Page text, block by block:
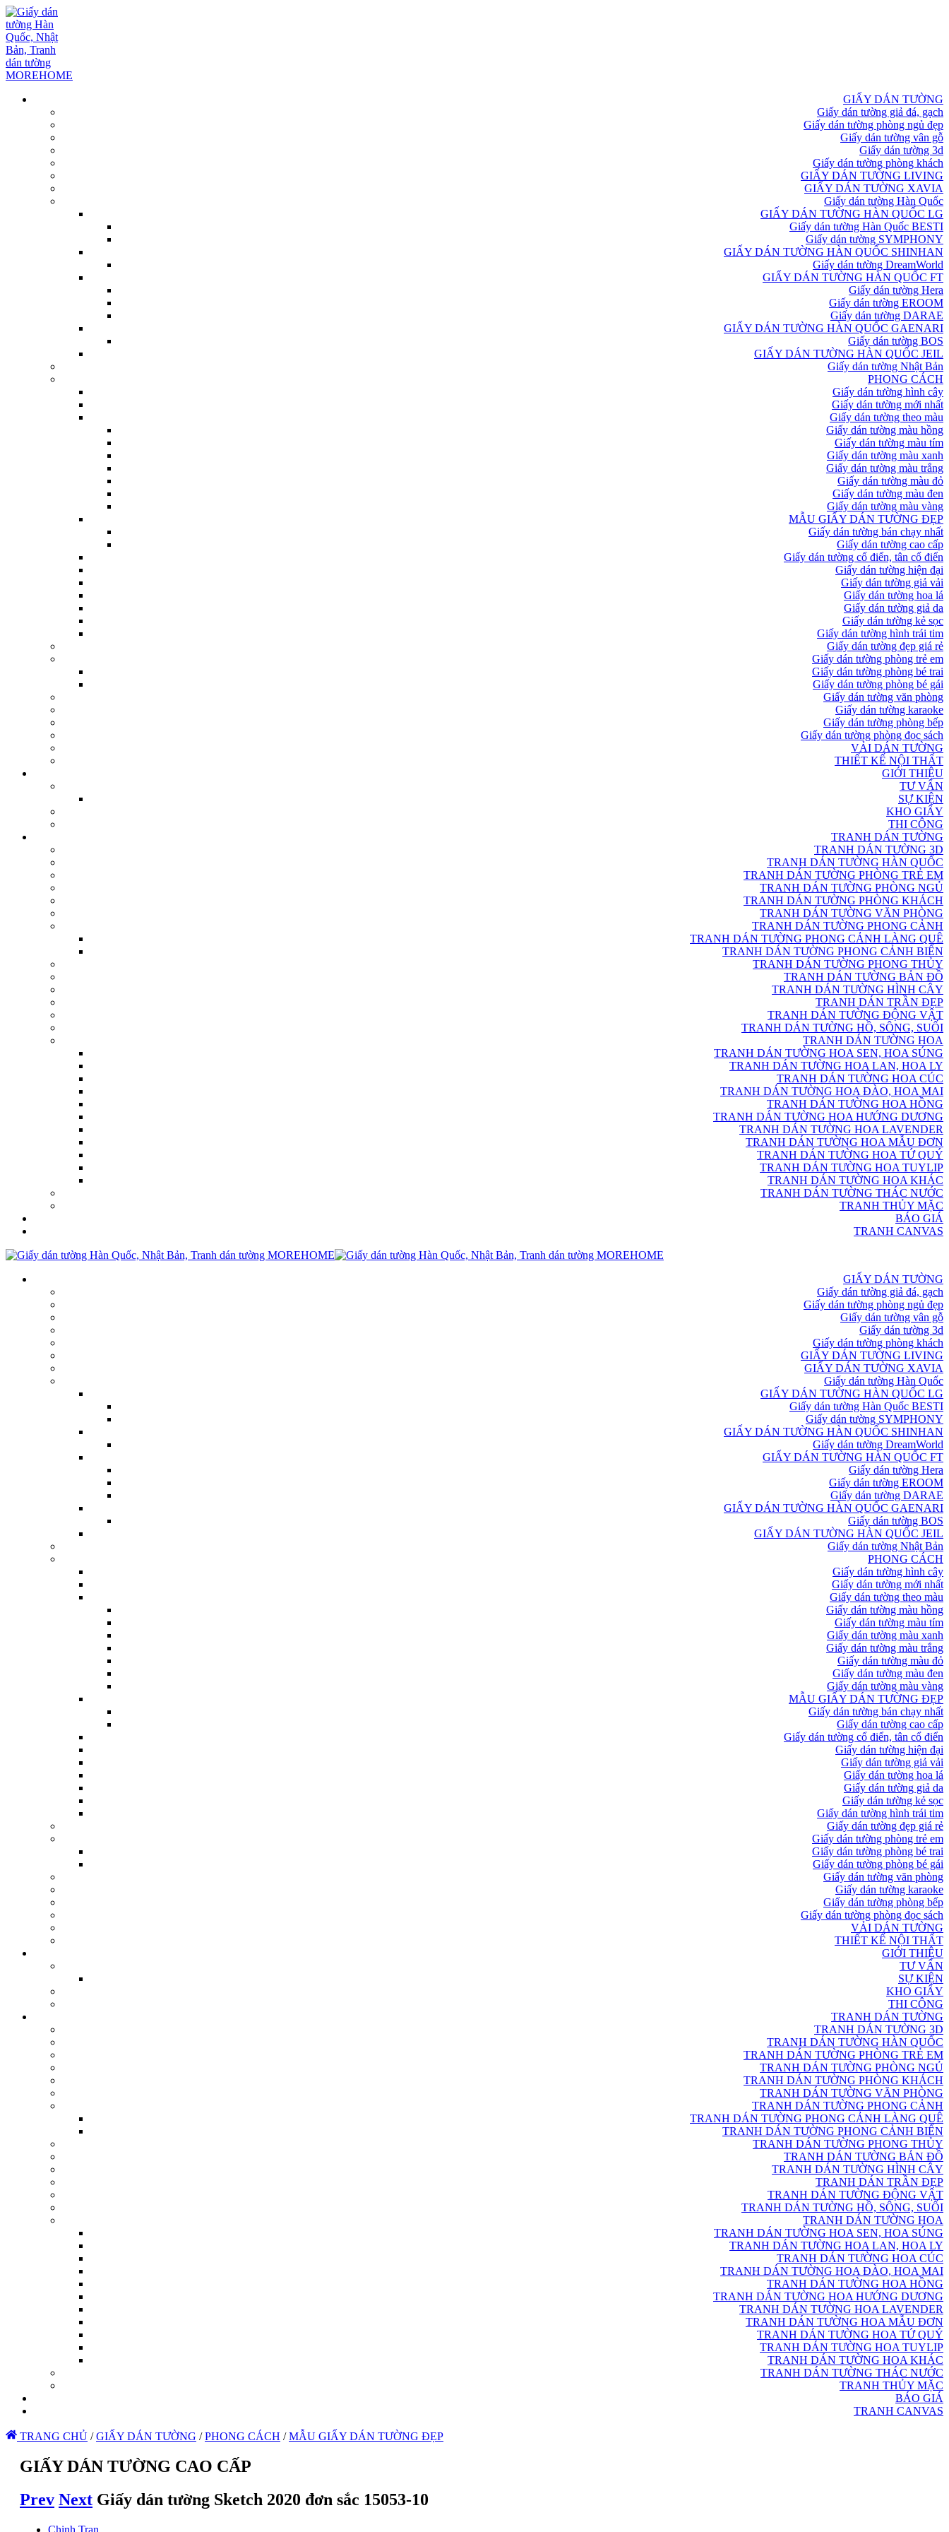
GIẤY DÁN TƯỜNG
Giấy dán tường giả đá, gạch
Giấy dán tường phòng ngủ đẹp
Giấy dán tường vân gỗ
Giấy dán tường 3d
Giấy dán tường phòng khách
GIẤY DÁN TƯỜNG LIVING
GIẤY DÁN TƯỜNG XAVIA
Giấy dán tường Hàn Quốc
GIẤY DÁN TƯỜNG HÀN QUỐC LG
Giấy dán tường Hàn Quốc BESTI
Giấy dán tường SYMPHONY
GIẤY DÁN TƯỜNG HÀN QUỐC SHINHAN
Giấy dán tường DreamWorld
GIẤY DÁN TƯỜNG HÀN QUỐC FT
Giấy dán tường Hera
Giấy dán tường EROOM
Giấy dán tường DARAE
GIẤY DÁN TƯỜNG HÀN QUỐC GAENARI
Giấy dán tường BOS
GIẤY DÁN TƯỜNG HÀN QUỐC JEIL
Giấy dán tường Nhật Bản
PHONG CÁCH
Giấy dán tường hình cây
Giấy dán tường mới nhất
Giấy dán tường theo màu
Giấy dán tường màu hồng
Giấy dán tường màu tím
Giấy dán tường màu xanh
Giấy dán tường màu trắng
Giấy dán tường màu đỏ
Giấy dán tường màu đen
Giấy dán tường màu vàng
MẪU GIẤY DÁN TƯỜNG ĐẸP
Giấy dán tường bán chạy nhất
Giấy dán tường cao cấp
Giấy dán tường cổ điển, tân cổ điển
Giấy dán tường hiện đại
Giấy dán tường giả vải
Giấy dán tường hoa lá
Giấy dán tường giả da
Giấy dán tường kẻ sọc
Giấy dán tường hình trái tim
Giấy dán tường đẹp giá rẻ
Giấy dán tường phòng trẻ em
Giấy dán tường phòng bé trai
Giấy dán tường phòng bé gái
Giấy dán tường văn phòng
Giấy dán tường karaoke
Giấy dán tường phòng bếp
Giấy dán tường phòng đọc sách
VẢI DÁN TƯỜNG
THIẾT KẾ NỘI THẤT
GIỚI THIỆU
TƯ VẤN
SỰ KIỆN
KHO GIẤY
THI CÔNG
TRANH DÁN TƯỜNG
TRANH DÁN TƯỜNG 3D
TRANH DÁN TƯỜNG HÀN QUỐC
TRANH DÁN TƯỜNG PHÒNG TRẺ EM
TRANH DÁN TƯỜNG PHÒNG NGỦ
TRANH DÁN TƯỜNG PHÒNG KHÁCH
TRANH DÁN TƯỜNG VĂN PHÒNG
TRANH DÁN TƯỜNG PHONG CẢNH
TRANH DÁN TƯỜNG PHONG CẢNH LÀNG QUÊ
TRANH DÁN TƯỜNG PHONG CẢNH BIỂN
TRANH DÁN TƯỜNG PHONG THỦY
TRANH DÁN TƯỜNG BẢN ĐỒ
TRANH DÁN TƯỜNG HÌNH CÂY
TRANH DÁN TRẦN ĐẸP
TRANH DÁN TƯỜNG ĐỘNG VẬT
TRANH DÁN TƯỜNG HỒ, SÔNG, SUỐI
TRANH DÁN TƯỜNG HOA
TRANH DÁN TƯỜNG HOA SEN, HOA SÚNG
TRANH DÁN TƯỜNG HOA LAN, HOA LY
TRANH DÁN TƯỜNG HOA CÚC
TRANH DÁN TƯỜNG HOA ĐÀO, HOA MAI
TRANH DÁN TƯỜNG HOA HỒNG
TRANH DÁN TƯỜNG HOA HƯỚNG DƯƠNG
TRANH DÁN TƯỜNG HOA LAVENDER
TRANH DÁN TƯỜNG HOA MẪU ĐƠN
TRANH DÁN TƯỜNG HOA TỨ QUÝ
TRANH DÁN TƯỜNG HOA TUYLIP
TRANH DÁN TƯỜNG HOA KHÁC
TRANH DÁN TƯỜNG THÁC NƯỚC
TRANH THỦY MẶC
BÁO GIÁ
TRANH CANVAS
GIẤY DÁN TƯỜNG
Giấy dán tường giả đá, gạch
Giấy dán tường phòng ngủ đẹp
Giấy dán tường vân gỗ
Giấy dán tường 3d
Giấy dán tường phòng khách
GIẤY DÁN TƯỜNG LIVING
GIẤY DÁN TƯỜNG XAVIA
Giấy dán tường Hàn Quốc
GIẤY DÁN TƯỜNG HÀN QUỐC LG
Giấy dán tường Hàn Quốc BESTI
Giấy dán tường SYMPHONY
GIẤY DÁN TƯỜNG HÀN QUỐC SHINHAN
Giấy dán tường DreamWorld
GIẤY DÁN TƯỜNG HÀN QUỐC FT
Giấy dán tường Hera
Giấy dán tường EROOM
Giấy dán tường DARAE
GIẤY DÁN TƯỜNG HÀN QUỐC GAENARI
Giấy dán tường BOS
GIẤY DÁN TƯỜNG HÀN QUỐC JEIL
Giấy dán tường Nhật Bản
PHONG CÁCH
Giấy dán tường hình cây
Giấy dán tường mới nhất
Giấy dán tường theo màu
Giấy dán tường màu hồng
Giấy dán tường màu tím
Giấy dán tường màu xanh
Giấy dán tường màu trắng
Giấy dán tường màu đỏ
Giấy dán tường màu đen
Giấy dán tường màu vàng
MẪU GIẤY DÁN TƯỜNG ĐẸP
Giấy dán tường bán chạy nhất
Giấy dán tường cao cấp
Giấy dán tường cổ điển, tân cổ điển
Giấy dán tường hiện đại
Giấy dán tường giả vải
Giấy dán tường hoa lá
Giấy dán tường giả da
Giấy dán tường kẻ sọc
Giấy dán tường hình trái tim
Giấy dán tường đẹp giá rẻ
Giấy dán tường phòng trẻ em
Giấy dán tường phòng bé trai
Giấy dán tường phòng bé gái
Giấy dán tường văn phòng
Giấy dán tường karaoke
Giấy dán tường phòng bếp
Giấy dán tường phòng đọc sách
VẢI DÁN TƯỜNG
THIẾT KẾ NỘI THẤT
GIỚI THIỆU
TƯ VẤN
SỰ KIỆN
KHO GIẤY
THI CÔNG
TRANH DÁN TƯỜNG
TRANH DÁN TƯỜNG 3D
TRANH DÁN TƯỜNG HÀN QUỐC
TRANH DÁN TƯỜNG PHÒNG TRẺ EM
TRANH DÁN TƯỜNG PHÒNG NGỦ
TRANH DÁN TƯỜNG PHÒNG KHÁCH
TRANH DÁN TƯỜNG VĂN PHÒNG
TRANH DÁN TƯỜNG PHONG CẢNH
TRANH DÁN TƯỜNG PHONG CẢNH LÀNG QUÊ
TRANH DÁN TƯỜNG PHONG CẢNH BIỂN
TRANH DÁN TƯỜNG PHONG THỦY
TRANH DÁN TƯỜNG BẢN ĐỒ
TRANH DÁN TƯỜNG HÌNH CÂY
TRANH DÁN TRẦN ĐẸP
TRANH DÁN TƯỜNG ĐỘNG VẬT
TRANH DÁN TƯỜNG HỒ, SÔNG, SUỐI
TRANH DÁN TƯỜNG HOA
TRANH DÁN TƯỜNG HOA SEN, HOA SÚNG
TRANH DÁN TƯỜNG HOA LAN, HOA LY
TRANH DÁN TƯỜNG HOA CÚC
TRANH DÁN TƯỜNG HOA ĐÀO, HOA MAI
TRANH DÁN TƯỜNG HOA HỒNG
TRANH DÁN TƯỜNG HOA HƯỚNG DƯƠNG
TRANH DÁN TƯỜNG HOA LAVENDER
TRANH DÁN TƯỜNG HOA MẪU ĐƠN
TRANH DÁN TƯỜNG HOA TỨ QUÝ
TRANH DÁN TƯỜNG HOA TUYLIP
TRANH DÁN TƯỜNG HOA KHÁC
TRANH DÁN TƯỜNG THÁC NƯỚC
TRANH THỦY MẶC
BÁO GIÁ
TRANH CANVAS
TRANG CHỦ / GIẤY DÁN TƯỜNG / PHONG CÁCH / MẪU GIẤY DÁN TƯỜNG ĐẸP
GIẤY DÁN TƯỜNG CAO CẤP
Prev Next Giấy dán tường Sketch 2020 đơn sắc 15053-10
Chinh Tran